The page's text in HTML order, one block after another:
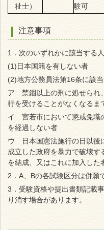
祉士）
験可
注意事項
1．次のいずれかに該当する
(1)日本国籍を有しない者
(2)地方公務員法第16条に該
ア 禁錮以上の刑に処せられ
行を受けることがなくなるま
イ 宮若市において懲戒免職
を経過しない者
ウ 日本国憲法施行の日以後
成立した政府を暴力で破壊
を結成、又はこれに加入した
2．A、Bの各試験区分は併願
3．受験資格や提出書類記載
り消す場合があります。